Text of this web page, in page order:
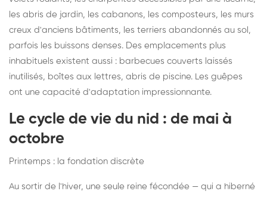
les abris de jardin, les cabanons, les composteurs, les murs
creux d'anciens bâtiments, les terriers abandonnés au sol,
parfois les buissons denses. Des emplacements plus
inhabituels existent aussi : barbecues couverts laissés
inutilisés, boîtes aux lettres, abris de piscine. Les guêpes
ont une capacité d'adaptation impressionnante.
Le cycle de vie du nid : de mai à
octobre
Printemps : la fondation discrète
Au sortir de l'hiver, une seule reine fécondée — qui a hiberné